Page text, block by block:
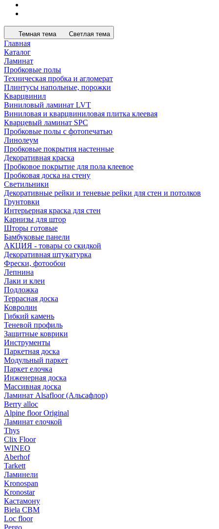
Темная тема Светлая тема
Главная
Каталог
Ламинат
Пробковые полы
Техническая пробка и агломерат
Плинтусы напольные, порожки
Кварцвинил
Виниловый ламинат LVT
Виниловая и кварцвиниловая плитка клеевая
Кварцевый ламинат SPC
Пробковые полы с фотопечатью
Линолеум
Пробковые покрытия настенные
Декоративная краска
Пробковое покрытие для пола клеевое
Пробковая доска на стену
Светильники
Декоративные рейки и теневые рейки для стен и потолков
Грунтовки
Интерьерная краска для стен
Карнизы для штор
Шторы готовые
Бамбуковые панели
АКЦИЯ - товары со скидкой
Декоративная штукатурка
Фрески, фотообои
Лепнина
Лаки и клеи
Подложка
Террасная доска
Ковролин
Гибкий камень
Теневой профиль
Защитные коврики
Инструменты
Паркетная доска
Модульный паркет
Паркет елочка
Инженерная доска
Массивная доска
Ламинат Alsafloor (Альсафлор)
Berry alloc
Alpine floor Original
Ламинат елочкой
Thys
Clix Floor
WINEO
Aberhof
Tarkett
Ламинели
Kronospan
Kronostar
Кастамону
Biela CBM
Loc floor
Pergo